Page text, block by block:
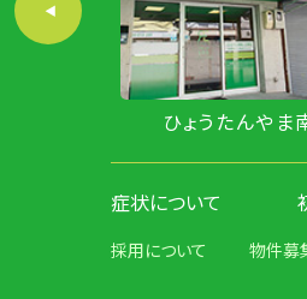
ひょうたんやま
症状について
採用について 物件募